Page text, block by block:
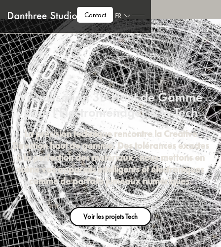
Contact FR
Visualisation 3D Haut de Gamme
pour l'Électroménager & la Tech
La précision technique rencontre la Creative
Direction haut de gamme. Des tolérances exactes
à la perfection des matériaux : nous mettons en
scène vos appareils intelligents et électroniques
comme de parfaits jumeaux numériques.
Voir les projets Tech